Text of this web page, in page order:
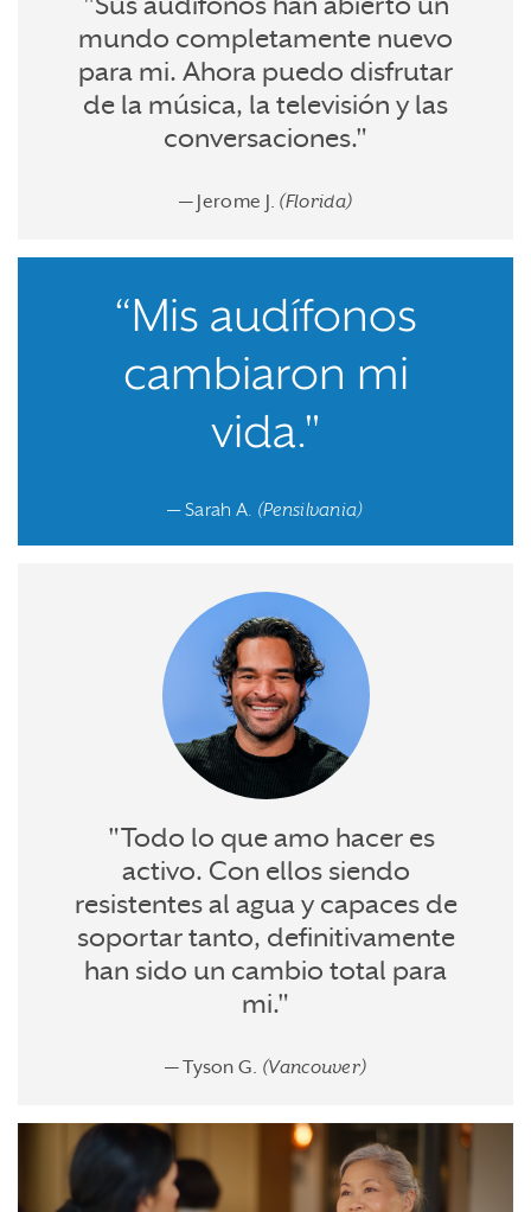
mundo completamente nuevo
para mi. Ahora puedo disfrutar
de la música, la televisión y las
conversaciones."
— Jerome J. (Florida)
“Mis audífonos
cambiaron mi
vida."
— Sarah A. (Pensilvania)
"Todo lo que amo hacer es
activo. Con ellos siendo
resistentes al agua y capaces de
soportar tanto, definitivamente
han sido un cambio total para
mi."
— Tyson G. (Vancouver)